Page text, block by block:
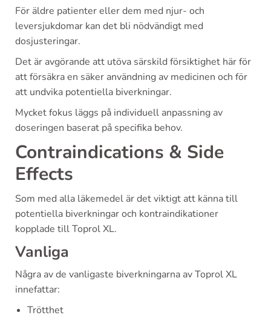
För äldre patienter eller dem med njur- och
leversjukdomar kan det bli nödvändigt med
dosjusteringar.
Det är avgörande att utöva särskild försiktighet här för
att försäkra en säker användning av medicinen och för
att undvika potentiella biverkningar.
Mycket fokus läggs på individuell anpassning av
doseringen baserat på specifika behov.
Contraindications & Side
Effects
Som med alla läkemedel är det viktigt att känna till
potentiella biverkningar och kontraindikationer
kopplade till Toprol XL.
Vanliga
Några av de vanligaste biverkningarna av Toprol XL
innefattar:
Trötthet